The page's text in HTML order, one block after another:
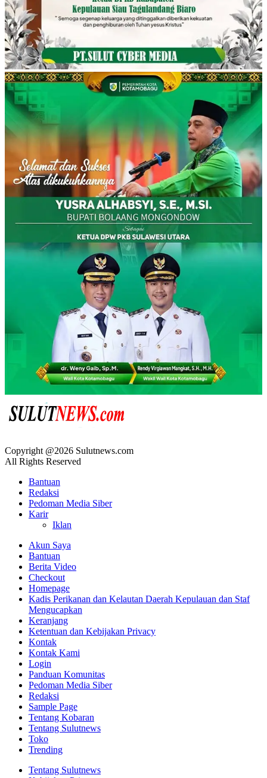
Copyright @2026 Sulutnews.com
All Rights Reserved
Bantuan
Redaksi
Pedoman Media Siber
Karir
Iklan
Akun Saya
Bantuan
Berita Video
Checkout
Homepage
Kadis Perikanan dan Kelautan Daerah Kepulauan dan Staf
Mengucapkan
Keranjang
Ketentuan dan Kebijakan Privacy
Kontak
Kontak Kami
Login
Panduan Komunitas
Pedoman Media Siber
Redaksi
Sample Page
Tentang Kobaran
Tentang Sulutnews
Toko
Trending
Tentang Sulutnews